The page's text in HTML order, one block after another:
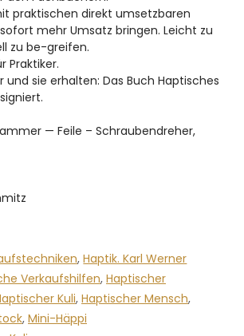
praktischen direkt umsetzbaren
mehr Umsatz bringen. Leicht zu
zu be-greifen.
Praktiker.
und sie erhalten: Das Buch Haptisches
— Feile – Schraubendreher,
,Haptik. Karl Werner
Verkaufshilfen, Haptischer
Kuli, Haptischer Mensch,
, Mini-Häppi